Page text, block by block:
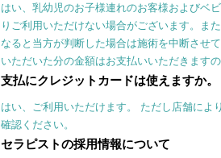
はい、乳幼児のお子様連れのお客様およびベ
りご利用いただけない場合がございます。ま
なると当方が判断した場合は施術を中断させ
いただいた分の金額はお支払いいただきます
支払にクレジットカードは使えますか。
はい、ご利用いただけます。 ただし店舗によ
確認ください。
セラピストの採用情報について